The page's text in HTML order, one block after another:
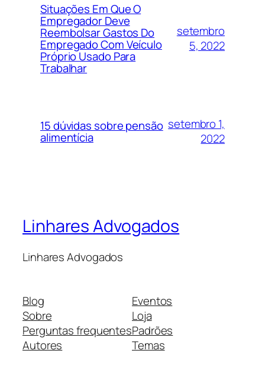
Situações Em Que O
Empregador Deve
Reembolsar Gastos Do
Empregado Com Veículo
Próprio Usado Para
Trabalhar
setembro
5, 2022
15 dúvidas sobre pensão
alimentícia
setembro 1,
2022
Linhares Advogados
Linhares Advogados
Blog
Sobre
Perguntas frequentes
Autores
Eventos
Loja
Padrões
Temas